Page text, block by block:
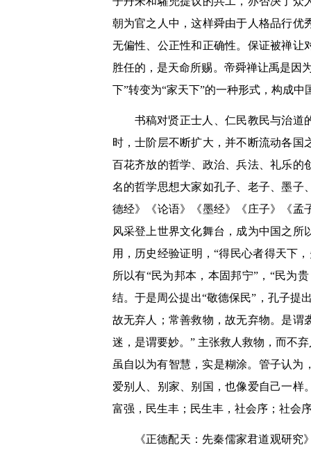
朝为官之人中，这样舜由于人格品行优
无偏性、公正性和正确性。保证被禅让
胜任的，是天命所赐。帝舜禅让禹是因
下”转变为“家天下”的一种形式，构成中
书稿对贤正士人、仁民教民与治道
时，士阶层不断扩大，并不断流动各
百花齐放的哲学、政治、兵法、礼乐的
名的哲学思想大家如孔子、老子、墨子
德经》《论语》《墨经》《庄子》《孟
风采登上世界文化舞台，成为中国之
用，历史经验证明，“得民心者得天下
所以有“民为邦本，本固邦宁”，“民为
结。于是周公提出“敬德保民”，孔子提
故无弃人；常善救物，故无弃物。是谓
迷，是谓要妙。” 主张救人救物，而不
虽自以为有智慧，实是糊涂。管子认为
爱别人、别家、别国，也像爱自己一
富强，民生丰；民生丰，社会序；社会
《正德配天：先秦儒家君道观研